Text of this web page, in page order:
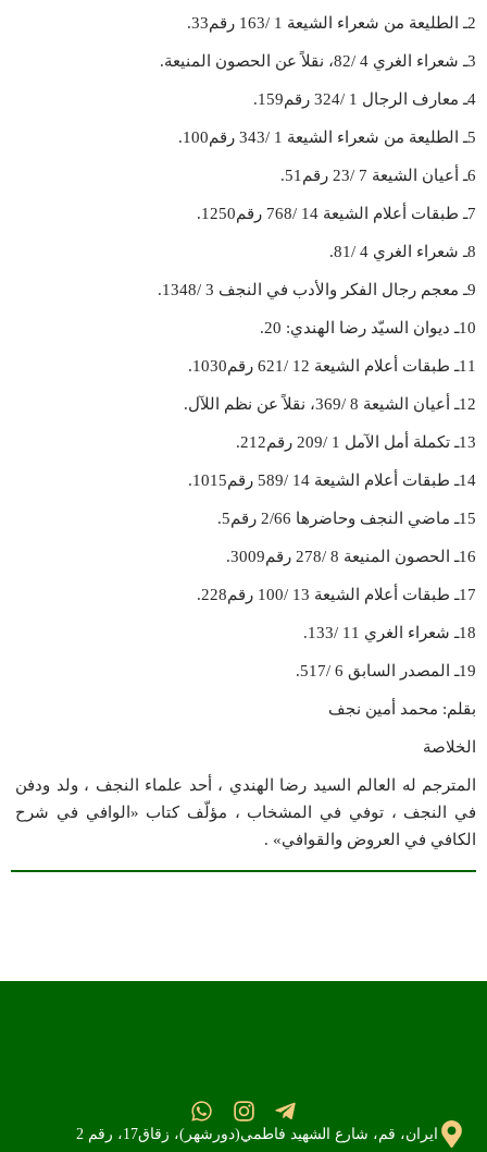
2ـ الطليعة من شعراء الشيعة 1 /163 رقم33.
3ـ شعراء الغري 4 /82، نقلاً عن الحصون المنيعة.
4ـ معارف الرجال 1 /324 رقم159.
5ـ الطليعة من شعراء الشيعة 1 /343 رقم100.
6ـ أعيان الشيعة 7 /23 رقم51.
7ـ طبقات أعلام الشيعة 14 /768 رقم1250.
8ـ شعراء الغري 4 /81.
9ـ معجم رجال الفكر والأدب في النجف 3 /1348.
10ـ ديوان السيّد رضا الهندي: 20.
11ـ طبقات أعلام الشيعة 12 /621 رقم1030.
12ـ أعيان الشيعة 8 /369، نقلاً عن نظم اللآل.
13ـ تكملة أمل الآمل 1 /209 رقم212.
14ـ طبقات أعلام الشيعة 14 /589 رقم1015.
15ـ ماضي النجف وحاضرها 2/66 رقم5.
16ـ الحصون المنيعة 8 /278 رقم3009.
17ـ طبقات أعلام الشيعة 13 /100 رقم228.
18ـ شعراء الغري 11 /133.
19ـ المصدر السابق 6 /517.
بقلم: محمد أمين نجف
الخلاصة
المترجم له العالم السيد رضا الهندي ، أحد علماء النجف ، ولد ودفن
في النجف ، توفي في المشخاب ، مؤلّف كتاب «الوافي في شرح
الكافي في العروض والقوافي» .
ايران، قم، شارع الشهيد فاطمي(دورشهر)، زقاق17، رقم 2